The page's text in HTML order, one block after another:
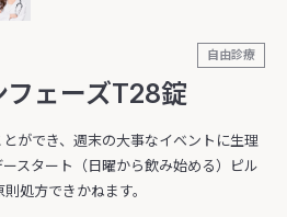
自由診療
フェーズT28錠
ができ、週末の大事なイベントに生理
スタート（日曜から飲み始める）ピル
処方できかねます。